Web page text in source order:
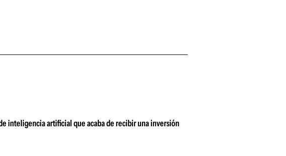
inteligencia artificial que acaba de recibir una inversión